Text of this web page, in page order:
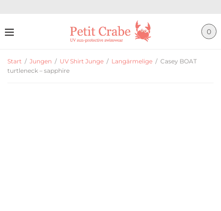
0
Start / Jungen / UV Shirt Junge / Langärmelige / Casey BOAT
turtleneck – sapphire